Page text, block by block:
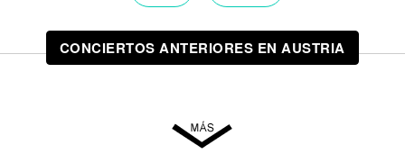
CONCIERTOS ANTERIORES EN AUSTRIA